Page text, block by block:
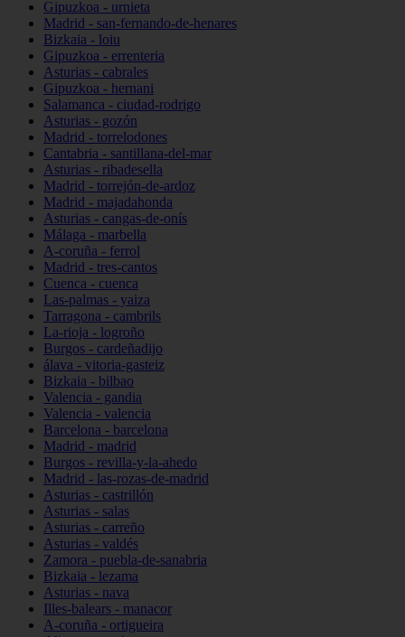
Gipuzkoa - urnieta
Madrid - san-fernando-de-henares
Bizkaia - loiu
Gipuzkoa - errenteria
Asturias - cabrales
Gipuzkoa - hernani
Salamanca - ciudad-rodrigo
Asturias - gozón
Madrid - torrelodones
Cantabria - santillana-del-mar
Asturias - ribadesella
Madrid - torrejón-de-ardoz
Madrid - majadahonda
Asturias - cangas-de-onís
Málaga - marbella
A-coruña - ferrol
Madrid - tres-cantos
Cuenca - cuenca
Las-palmas - yaiza
Tarragona - cambrils
La-rioja - logroño
Burgos - cardeñadijo
álava - vitoria-gasteiz
Bizkaia - bilbao
Valencia - gandia
Valencia - valencia
Barcelona - barcelona
Madrid - madrid
Burgos - revilla-y-la-ahedo
Madrid - las-rozas-de-madrid
Asturias - castrillón
Asturias - salas
Asturias - carreño
Asturias - valdés
Zamora - puebla-de-sanabria
Bizkaia - lezama
Asturias - nava
Illes-balears - manacor
A-coruña - ortigueira